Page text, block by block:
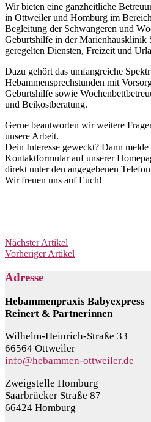
Wir bieten eine ganzheitliche
in Ottweiler und Homburg im
Begleitung der Schwangeren und
Geburtshilfe in der Marienhausklinik
geregelten Diensten, Freizeit und
Dazu gehört das umfangreiche
Hebammensprechstunden mit
Geburtshilfe sowie
und Beikostberatung.
Gerne beantworten wir weitere
unsere Arbeit.
Dein Interesse geweckt? Dann
Kontaktformular auf unserer
direkt unter den angegebenen
Wir freuen uns auf Euch!
Nächster Artikel
Vorheriger Artikel
Adresse
Hebammenpraxis Babyexpress
Reinert & Partnerinnen
Wilhelm-Heinrich-Straße 33
66564 Ottweiler
info@hebammen-ottweiler.de
Zweigstelle Homburg
Saarbrücker Straße 87
66424 Homburg